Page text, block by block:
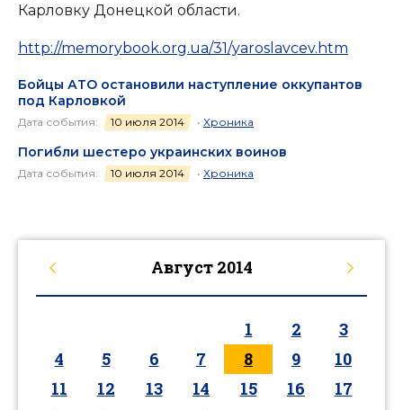
Карловку Донецкой области.
http://memorybook.org.ua/31/yaroslavcev.htm
Бойцы АТО остановили наступление оккупантов
под Карловкой
Дата события: 10 июля 2014 • Хроника
Погибли шестеро украинских воинов
Дата события: 10 июля 2014 • Хроника
Август 2014
1 2
3
4
5 6 7 8 9
10
11
12 13 14 15 16
17